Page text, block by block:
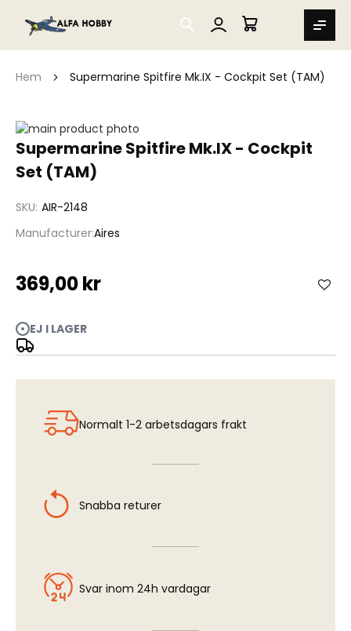
SEARCH
MIN VARUKORG
Hem Supermarine Spitfire Mk.IX - Cockpit Set (TAM)
Supermarine Spitfire Mk.IX - Cockpit
Set (TAM)
SKU AIR-2148
ManufacturerAires
369,00 kr
EJ I LAGER
Hoppa
till
slutet
av
Supermarine Spitfire Mk.IX - Cockpit Set (TAM)
Hoppa
början
bildgalleriet
Normalt 1-2 arbetsdagars frakt
Snabba returer
Svar inom 24h vardagar